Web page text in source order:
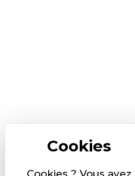
Cookies ? Vous avez